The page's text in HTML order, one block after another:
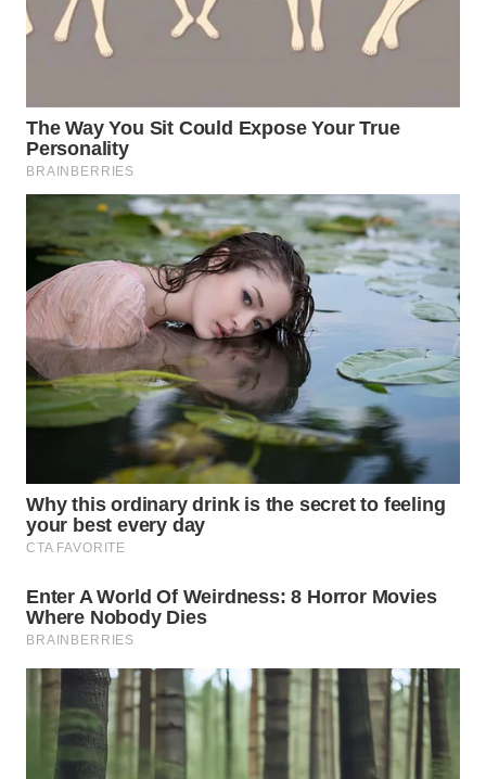
TEBING
TINGGI
PAKPAK
WN
KARAWANG
WN
BEKASI
WN
BOGOR
WN
WN
TAPANULI
UTARA
WN
SAMOSIR
WN
PADANG
LAWAS